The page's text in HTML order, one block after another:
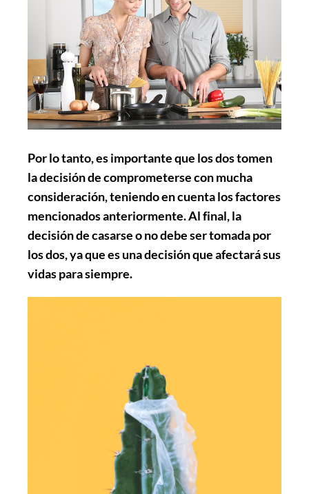
Por lo tanto, es importante que los dos tomen
la decisión de comprometerse con mucha
consideración, teniendo en cuenta los factores
mencionados anteriormente. Al final, la
decisión de casarse o no debe ser tomada por
los dos, ya que es una decisión que afectará sus
vidas para siempre.